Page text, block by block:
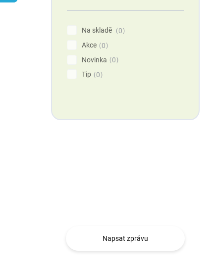
Na skladě
0
Akce
0
Novinka
0
Tip
0
Napsat zprávu